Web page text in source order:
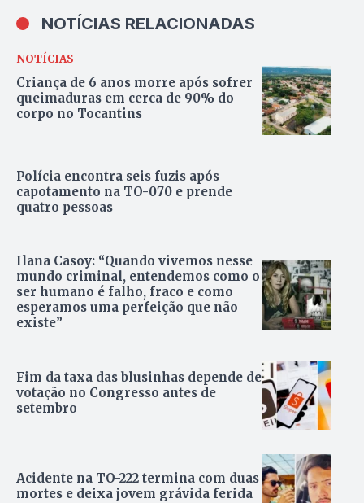
NOTÍCIAS RELACIONADAS
NOTÍCIAS
Criança de 6 anos morre após sofrer
queimaduras em cerca de 90% do
corpo no Tocantins
Polícia encontra seis fuzis após
capotamento na TO-070 e prende
quatro pessoas
Ilana Casoy: “Quando vivemos nesse
mundo criminal, entendemos como o
ser humano é falho, fraco e como
esperamos uma perfeição que não
existe”
Fim da taxa das blusinhas depende de
votação no Congresso antes de
setembro
Acidente na TO-222 termina com duas
mortes e deixa jovem grávida ferida